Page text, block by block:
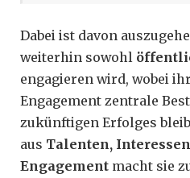
Dabei ist davon
weiterhin sowohl
engagieren wird, wobei
Engagement zentrale
zukünftigen Erfolges
aus Talenten,
Engagement macht sie